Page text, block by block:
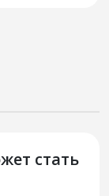
стать